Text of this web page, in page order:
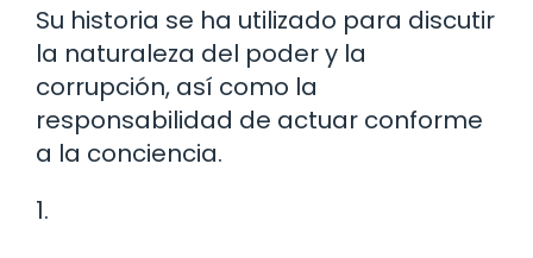
Su historia se ha utilizado para discutir
la naturaleza del poder y la
corrupción, así como la
responsabilidad de actuar conforme
a la conciencia.
1.